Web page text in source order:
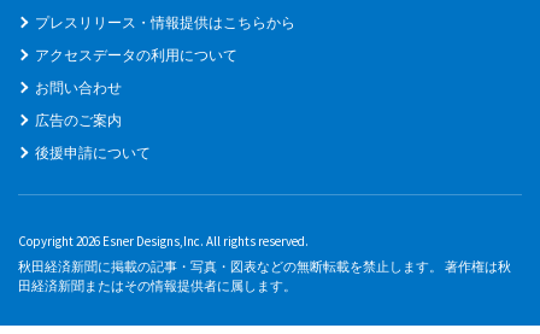
プレスリリース・情報提供はこちらから
アクセスデータの利用について
お問い合わせ
広告のご案内
後援申請について
Copyright 2026 Esner Designs,Inc. All rights reserved.
秋田経済新聞に掲載の記事・写真・図表などの無断転載を禁止します。 著作権は秋
田経済新聞またはその情報提供者に属します。